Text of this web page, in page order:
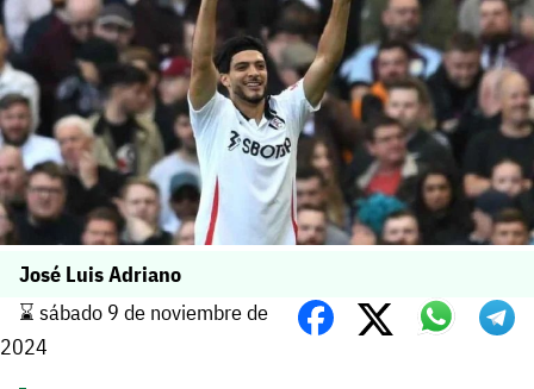
José Luis Adriano
⌛️ sábado 9 de noviembre de
2024